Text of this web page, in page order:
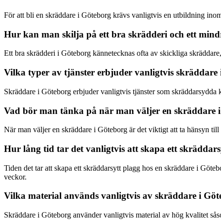
För att bli en skräddare i Göteborg krävs vanligtvis en utbildning
Hur kan man skilja på ett bra skrädderi och ett
Ett bra skrädderi i Göteborg kännetecknas ofta av skickliga
Vilka typer av tjänster erbjuder vanligtvis skräddare
Skräddare i Göteborg erbjuder vanligtvis tjänster som
Vad bör man tänka på när man väljer en skräddare
När man väljer en skräddare i Göteborg är det viktigt att ta hänsyn
Hur lång tid tar det vanligtvis att skapa ett
Tiden det tar att skapa ett skräddarsytt plagg hos en skräddare i
veckor.
Vilka material används vanligtvis av skräddare i
Skräddare i Göteborg använder vanligtvis material av hög kvalitet